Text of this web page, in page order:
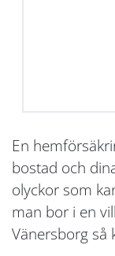
En
bostad och
olyckor som
man bor i en
Vänersborg så